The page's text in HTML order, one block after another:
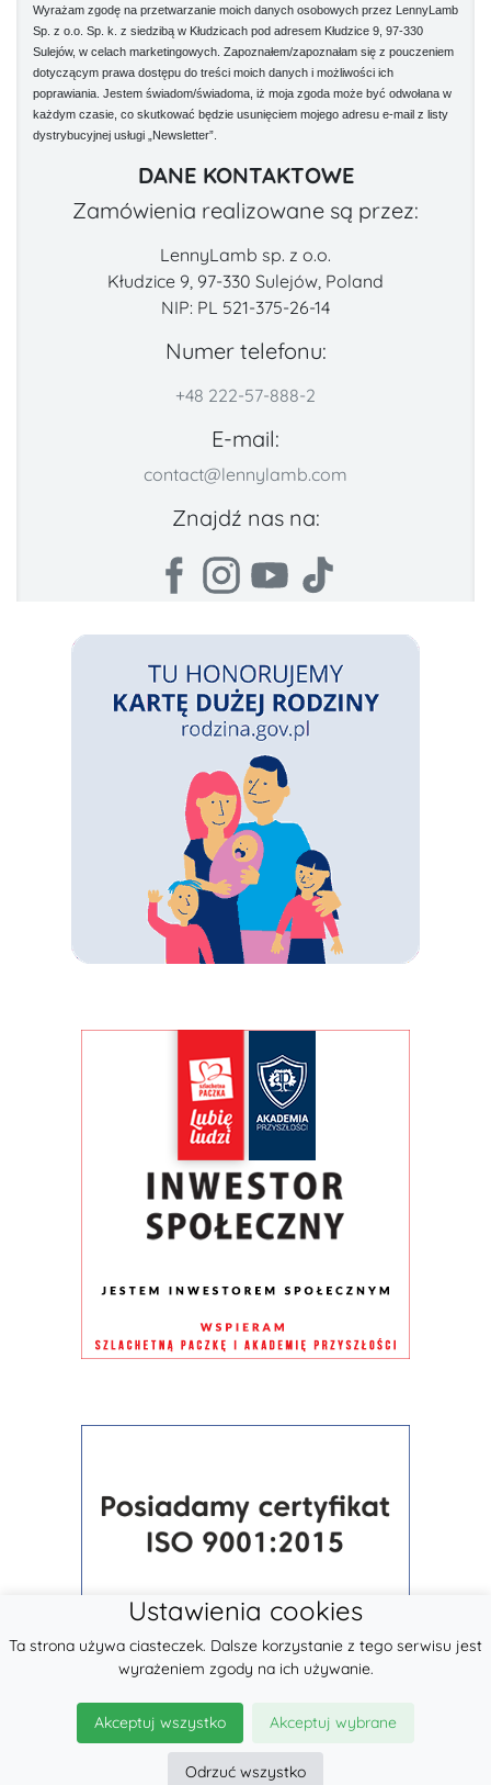
Wyrażam zgodę na przetwarzanie moich danych osobowych przez LennyLamb
Sp. z o.o. Sp. k. z siedzibą w Kłudzicach pod adresem Kłudzice 9, 97-330
Sulejów, w celach marketingowych. Zapoznałem/zapoznałam się z pouczeniem
dotyczącym prawa dostępu do treści moich danych i możliwości ich
poprawiania. Jestem świadom/świadoma, iż moja zgoda może być odwołana w
każdym czasie, co skutkować będzie usunięciem mojego adresu e-mail z listy
dystrybucyjnej usługi „Newsletter”.
DANE KONTAKTOWE
Zamówienia realizowane są przez:
LennyLamb sp. z o.o.
Kłudzice 9, 97-330 Sulejów, Poland
NIP: PL 521-375-26-14
Numer telefonu:
+48 222-57-888-2
E-mail:
contact@lennylamb.com
Znajdź nas na:
Ustawienia cookies
Ta strona używa ciasteczek. Dalsze korzystanie z tego serwisu jest
wyrażeniem zgody na ich używanie.
Akceptuj wszystko Akceptuj wybrane
Odrzuć wszystko